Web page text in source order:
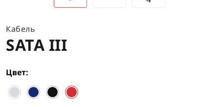
Кабель
SATA III
Цвет